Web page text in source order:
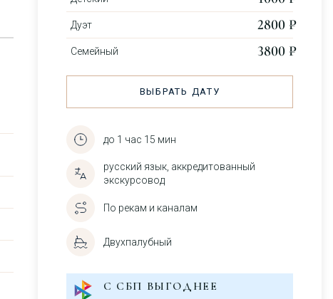
Дуэт 2800 ₽
Семейный 3800 ₽
ВЫБРАТЬ ДАТУ
до 1 час 15 мин
русский язык, аккредитованный
экскурсовод
По рекам и каналам
Двухпалубный
С СБП ВЫГОДНЕЕ